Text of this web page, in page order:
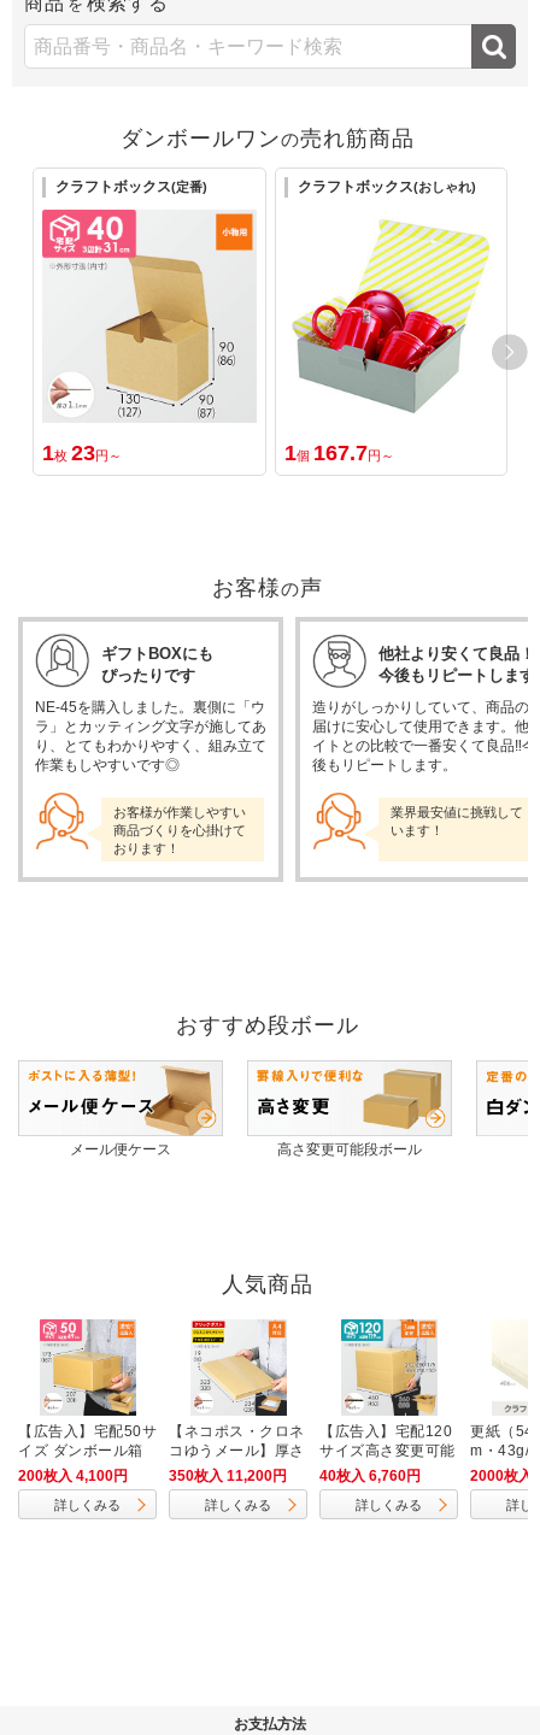
を
ダンボールワンの売れ筋商品
クラフトボックス(定番)
1枚 23円～
クラフトボックス(おしゃれ)
1個 167.7円～
お客様の声
ギフトBOXにも
ぴったりです
NE-45を購入しました。裏側に「ウ
ラ」とカッティング文字が施してあ
り、とてもわかりやすく、組み立て
作業もしやすいです◎
お客様が作業しやすい
商品づくりを心掛けて
おります！
他社より安くて良品！
今後もリピートします
造りがしっかりしていて、商品の
届けに安心して使用できます。他
イトとの比較で一番安くて良品‼︎今
後もリピートします。
業界最安値に挑戦して
います！
おすすめ段ボール
メール便ケース 高さ変更可能段ボール
人気商品
【広告入】宅配50サ
イズ ダンボール箱
200枚入 4,100円
詳しくみる
【ネコポス・クロネ
コゆうメール】厚さ
2cm・ヤッコ型ケー
ス（A4サイズ）
350枚入 11,200円
詳しくみる
【広告入】宅配120
サイズ高さ変更可能
ダンボール箱
40枚入 6,760円
詳しくみる
更紙（
m・43g/
2000枚入
詳し
お支払方法